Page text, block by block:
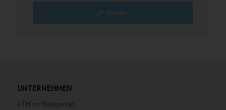
Kontakt
UNTERNEHMEN
UTH im Blickpunkt